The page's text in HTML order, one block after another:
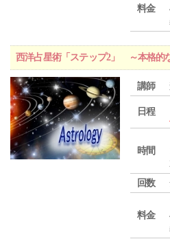
料金
西洋占星術「ステップ2」 ～本格的
講師
日程
時間
回数
料金